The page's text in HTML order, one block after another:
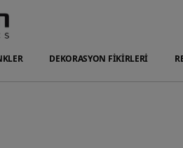
DEKORASYON FİKİRLERİ